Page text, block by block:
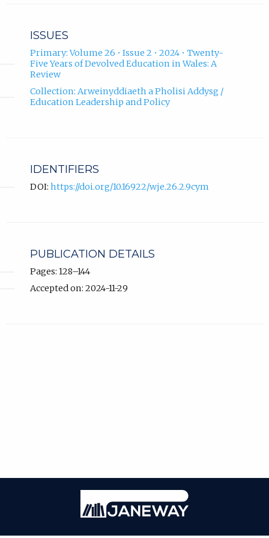
ISSUES
Primary: Volume 26 • Issue 2 • 2024 • Twenty-
Five Years of Devolved Education in Wales: A
Review
Collection: Arweinyddiaeth a Pholisi Addysg /
Education Leadership and Policy
IDENTIFIERS
DOI: https://doi.org/10.16922/wje.26.2.9cym
PUBLICATION DETAILS
Pages: 128–144
Accepted on: 2024-11-29